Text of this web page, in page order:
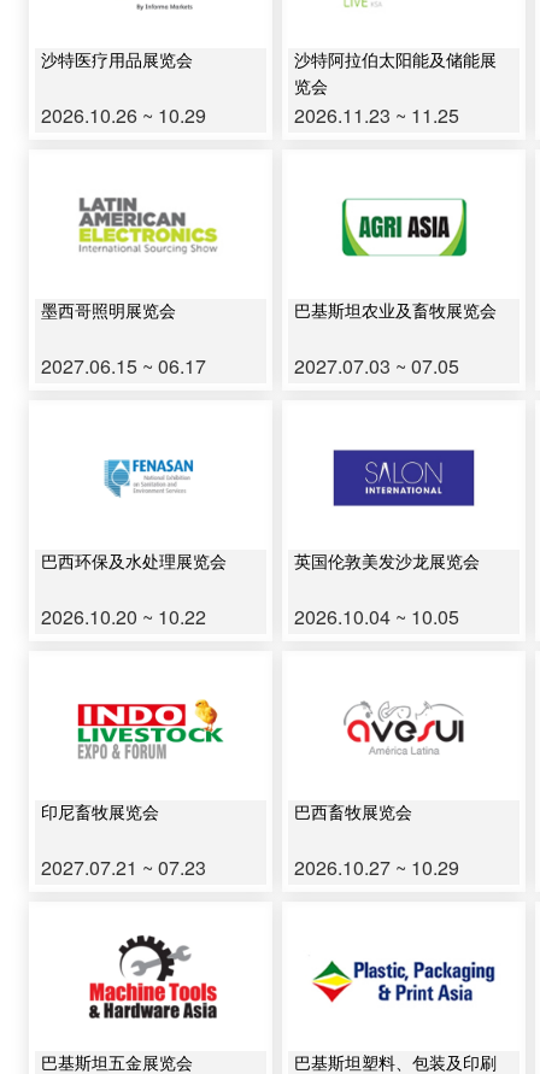
沙特医疗用品展览会
2026.10.26 ~ 10.29
沙特阿拉伯太阳能及储能展
览会
2026.11.23 ~ 11.25
墨西哥照明展览会
2027.06.15 ~ 06.17
巴基斯坦农业及畜牧展览会
2027.07.03 ~ 07.05
巴西环保及水处理展览会
2026.10.20 ~ 10.22
英国伦敦美发沙龙展览会
2026.10.04 ~ 10.05
印尼畜牧展览会
2027.07.21 ~ 07.23
巴西畜牧展览会
2026.10.27 ~ 10.29
巴基斯坦五金展览会
巴基斯坦塑料、包装及印刷